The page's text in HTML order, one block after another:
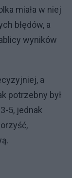
miała w niej
błędów, a
wyników
a
potrzebny był
5, jednak